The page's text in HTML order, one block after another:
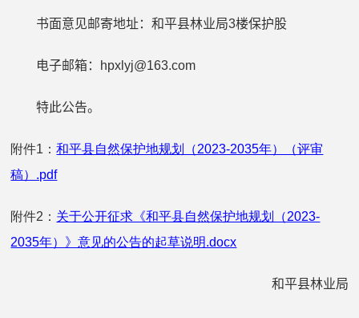
书面意见邮寄地址：和平县林业局3楼保护股
电子邮箱： hpxlyj@163.com
特此公告。
附件1：和平县自然保护地规划（2023-2035年）（评审
稿）.pdf
附件2： 关于公开征求《和平县自然保护地规划（2023-
2035年）》意见的公告的起草说明.docx
和平县林业局